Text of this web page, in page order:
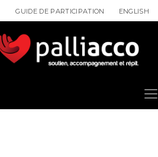
GUIDE DE PARTICIPATION ENGLISH